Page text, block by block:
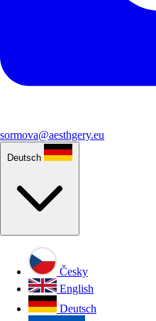
sormova@aesthgery.eu
Deutsch
Česky
English
Deutsch